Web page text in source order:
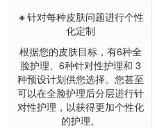
🔸针对每种皮肤问题进行个性
化定制
根据您的皮肤目标，有6种全
脸护理、6种针对性护理和 3
种预设计划供您选择。您甚至
可以在全脸护理后分层进行针
对性护理，以获得更加个性化
的护理。